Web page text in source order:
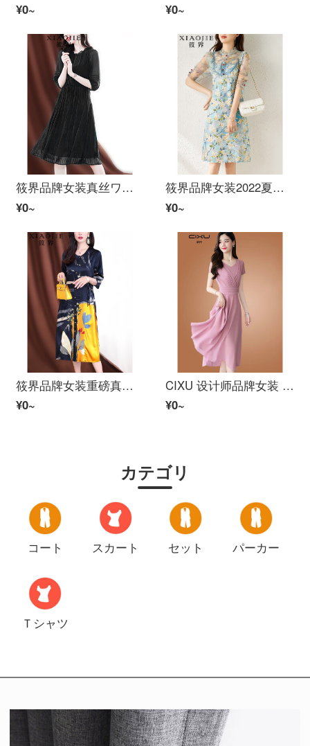
¥0~
¥0~
筱界品牌女装真丝ワンピース中长款2022夏新着商品时尚半袖系带木耳领桑蚕丝スカート 黑色 2XL
¥0~
筱界品牌女装2022夏新着商品真丝桑蚕丝旗袍ワンピース蓝色印花小个子时尚年轻款 蓝色 M
¥0~
筱界品牌女装重磅真丝ワンピース女2022年夏新着商品洋气设计感小众桑蚕丝韩系衬衫裙 藏青色 M
¥0~
CIXU 设计师品牌女装 ワンピース女2022夏新着商品流行女装气质显瘦レトロ調高腰雪纺修身洋气スカート 粉 色 L/码【建议105-115斤穿】【运费险】
¥0~
カテゴリ
コート スカート セット パーカー
Ｔシャツ